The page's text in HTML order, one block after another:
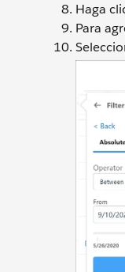
Haga
Para